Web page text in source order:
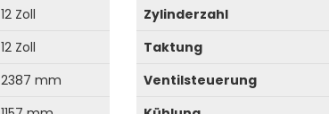
12 Zoll
12 Zoll
2387 mm
Zylinderzahl
Taktung
Ventilsteuerung